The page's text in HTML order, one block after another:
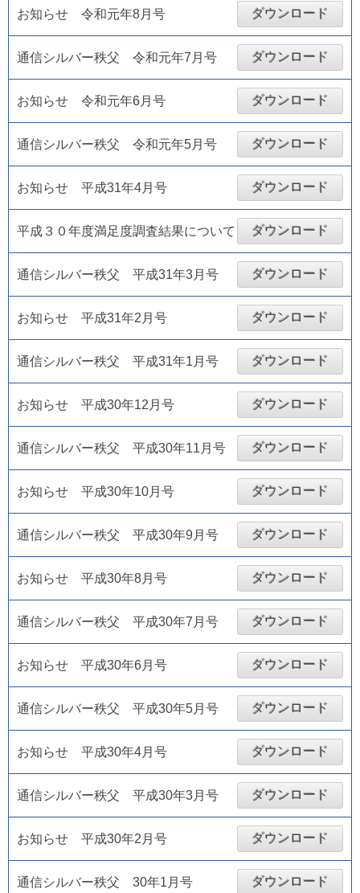
お知らせ 令和元年8月号 ダウンロード
通信シルバー秩父 令和元年7月号 ダウンロード
お知らせ 令和元年6月号 ダウンロード
通信シルバー秩父 令和元年5月号 ダウンロード
お知らせ 平成31年4月号 ダウンロード
平成３０年度満足度調査結果について ダウンロード
通信シルバー秩父 平成31年3月号 ダウンロード
お知らせ 平成31年2月号 ダウンロード
通信シルバー秩父 平成31年1月号 ダウンロード
お知らせ 平成30年12月号 ダウンロード
通信シルバー秩父 平成30年11月号 ダウンロード
お知らせ 平成30年10月号 ダウンロード
通信シルバー秩父 平成30年9月号 ダウンロード
お知らせ 平成30年8月号 ダウンロード
通信シルバー秩父 平成30年7月号 ダウンロード
お知らせ 平成30年6月号 ダウンロード
通信シルバー秩父 平成30年5月号 ダウンロード
お知らせ 平成30年4月号 ダウンロード
通信シルバー秩父 平成30年3月号 ダウンロード
お知らせ 平成30年2月号 ダウンロード
通信シルバー秩父 30年1月号 ダウンロード